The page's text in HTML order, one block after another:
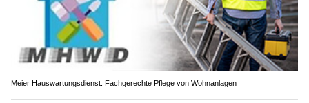
Meier Hauswartungsdienst: Fachgerechte Pflege von Wohnanlagen